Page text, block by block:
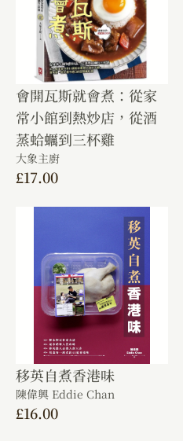
會開瓦斯就會煮：從家
常小館到熱炒店，從酒
蒸蛤蠣到三杯雞
大象主廚
£17.00
移英自煮香港味
陳偉興 Eddie Chan
£16.00